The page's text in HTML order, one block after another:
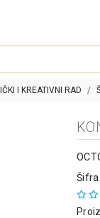
I KREATIVNI RAD